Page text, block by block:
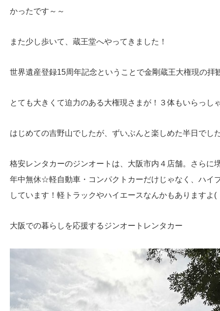
かったです～～
また少し歩いて、蔵王堂へやってきました！
世界遺産登録15周年記念ということで金剛蔵王大権現の拝
とても大きくて迫力のある大権現さまが！３体もいらっし
はじめての吉野山でしたが、ずいぶんと楽しめた半日でし
格安レンタカーのジンオートは、大阪市内４店舗。さらに
年中無休☆軽自動車・コンパクトカーだけじゃなく、ハイ
しています！軽トラックやハイエースなんかもありますよ(
大阪での暮らしを応援するジンオートレンタカー